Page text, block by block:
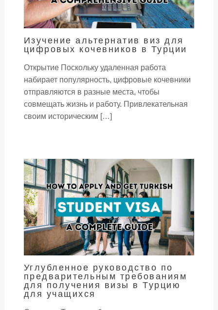
Изучение альтернатив виз для
цифровых кочевников в Турции
Открытие Поскольку удаленная работа
набирает популярность, цифровые кочевники
отправляются в разные места, чтобы
совмещать жизнь и работу. Привлекательная
своим историческим […]
Углубленное руководство по
предварительным требованиям
для получения визы в Турцию
для учащихся